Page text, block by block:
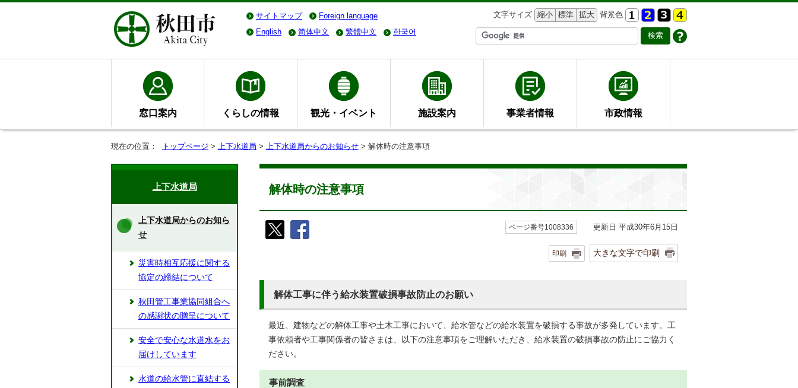
サイトマップ Foreign language 文字サイズ 縮小 標準 拡大 背景色
English
简体中文 繁體中文 한국어
窓口案内 くらしの情報 観光・イベント 施設案内 事業者情報 市政情報
現在の位置： トップページ > 上下水道局 > 上下水道局からのお知らせ > 解体時の注意事項
解体時の注意事項
ページ番号1008336 更新日 平成30年6月15日
印刷 大きな文字で印刷
解体工事に伴う給水装置破損事故防止のお願い
最近、建物などの解体工事や土木工事において、給水管などの給水装置を破損する事故が多発しています。工
事依頼者や工事関係者の皆さまは、以下の注意事項をご理解いただき、給水装置の破損事故の防止にご協力く
ださい。
事前調査
上下水道局
上下水道局からのお知ら
せ
災害時相互応援に関する
協定の締結について
秋田管工事業協同組合へ
の感謝状の贈呈について
安全で安心な水道水をお
届けしています
水道の給水管に直結する